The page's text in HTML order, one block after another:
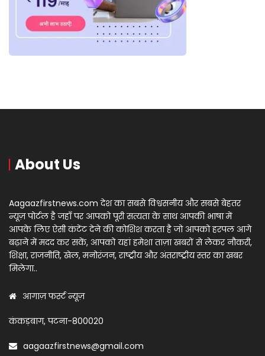
About Us
Aagaazfirstnews.com देश का सबसे विश्वसनीय और सबसे बेहतर
न्यूज़ पोर्टल है जहाँ पर आपको पूरी सत्यता के साथ आपकी भाषा में
आपके लिए ऐसी कंटेंट देने की कोशिश करता है जो आपको हरपल आगे
बढ़ाने में मदद कर सकें, आपको यहां हमेशा ताज़ा खबरों से लेकर नौकरी,
शिक्षा, राजनीति, खेल, मनोरंजन, राष्ट्रीय और अंतराष्ट्रीय स्तर का खबर
मिलेगा..
आगाज़ फर्स्ट न्यूज़
कंकड़बाग, पटना-800020
aagaazfirstnews@gmail.com